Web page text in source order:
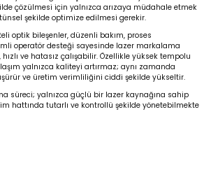
çözülmesi için yalnızca arızaya müdahale etmek
şekilde optimize edilmesi gerekir.
optik bileşenler, düzenli bakım, proses
operatör desteği sayesinde lazer markalama
ve hatasız çalışabilir. Özellikle yüksek tempolu
yalnızca kaliteyi artırmaz; aynı zamanda
ve üretim verimliliğini ciddi şekilde yükseltir.
süreci; yalnızca güçlü bir lazer kaynağına sahip
hattında tutarlı ve kontrollü şekilde yönetebilmekte